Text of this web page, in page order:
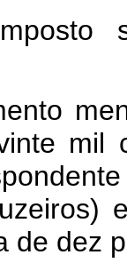
mil
de dez